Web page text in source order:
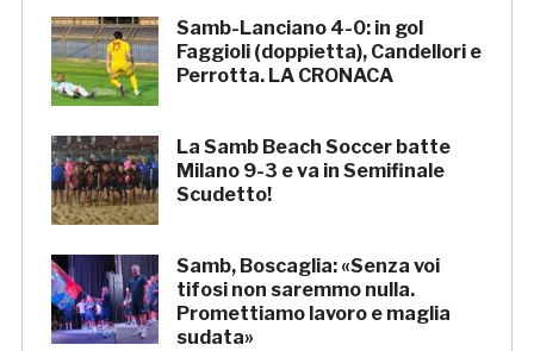
Samb-Lanciano 4-0: in gol
Faggioli (doppietta), Candellori e
Perrotta. LA CRONACA
La Samb Beach Soccer batte
Milano 9-3 e va in Semifinale
Scudetto!
Samb, Boscaglia: «Senza voi
tifosi non saremmo nulla.
Promettiamo lavoro e maglia
sudata»